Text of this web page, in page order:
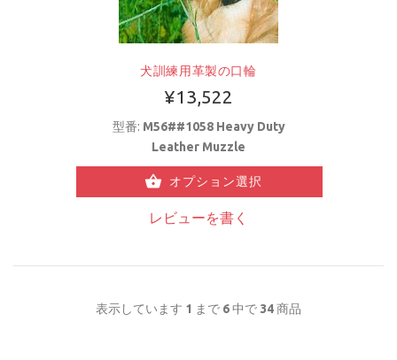
犬訓練用革製の口輪
¥13,522
型番: M56##1058 Heavy Duty
Leather Muzzle
オプション選択
レビューを書く
表示しています 1 まで 6中で 34商品